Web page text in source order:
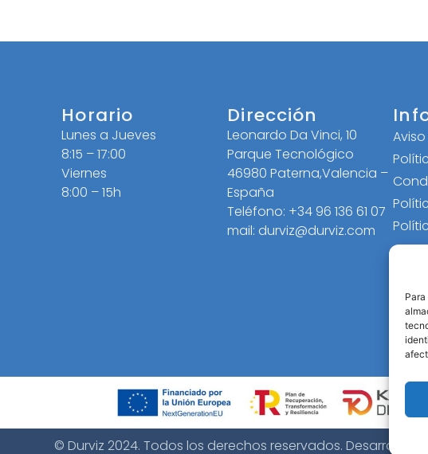
Horario
Lunes a Jueves
8:15 – 17:00
Viernes
8:00 – 15h
Dirección
Leonardo Da Vinci, 10
Parque Tecnológico
46980 Paterna,Valencia –
España
Teléfono: +34 96 136 61 07
mail: durviz@durviz.com
© Durviz 2024. Todos los derechos reservados. Desarrollo